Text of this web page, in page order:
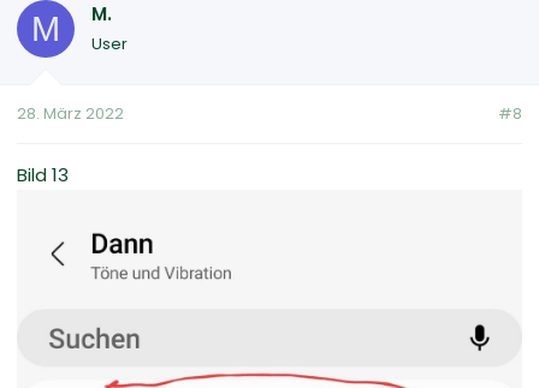
M M.
User
28. März 2022 #8
Bild 13